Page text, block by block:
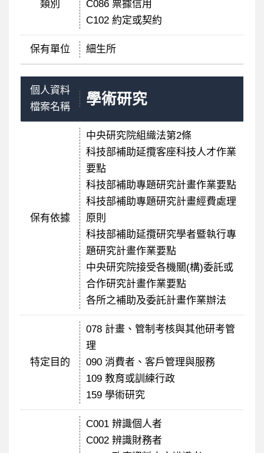
類別
C086 票據信用
C102 約定或契約
保有單位 細生所
個人資料
檔案名稱
學術研究
保有依據
中央研究院組織法第2條
科技部補助延攬客座科技人才作業
要點
科技部補助專題研究計畫作業要點
科技部補助專題研究計畫經費處理
原則
科技部補助延攬研究學者暨執行專
題研究計畫作業要點
中央研究院接受各機關(構)委託或
合作研究計畫作業要點
各所之補助及委託計畫作業辦法
特定目的
078 計畫、管制考核與其他研考管
理
090 消費者、客戶管理與服務
109 教育或訓練行政
159 學術研究
C001 辨識個人者
C002 辨識財務者